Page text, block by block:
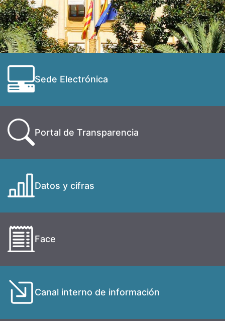
Sede Electrónica
Portal de Transparencia
Datos y cifras
Face
Canal interno de información